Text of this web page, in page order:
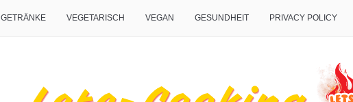
GETRÄNKE VEGETARISCH VEGAN GESUNDHEIT PRIVACY POLICY